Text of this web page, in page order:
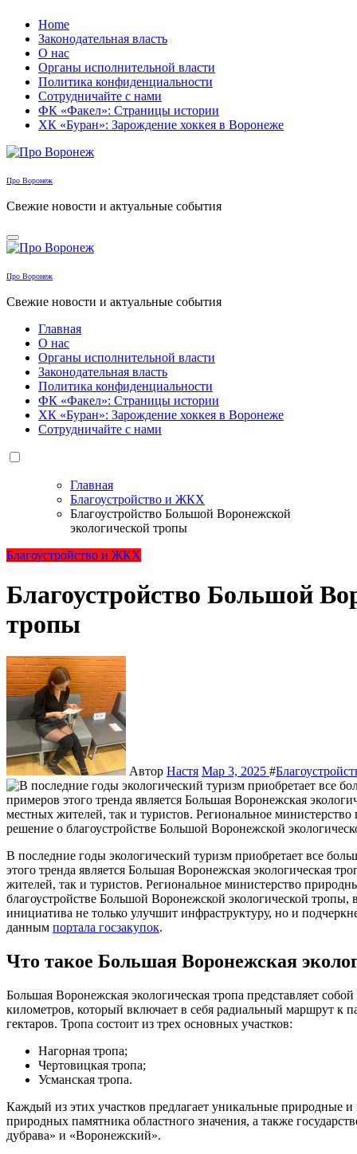
Перейти
содержанию
Home
Законодательная власть
О нас
Органы исполнительной власти
Политика конфиденциальности
Сотрудничайте с нами
ФК «Факел»: Страницы истории
ХК «Буран»: Зарождение хоккея в Воронеже
Про Воронеж
Свежие новости и актуальные события
Про Воронеж
Свежие новости и актуальные события
Главная
О нас
Органы исполнительной власти
Законодательная власть
Политика конфиденциальности
ФК «Факел»: Страницы истории
ХК «Буран»: Зарождение хоккея в Воронеже
Сотрудничайте с нами
Главная
Благоустройство и ЖКХ
Благоустройство Большой Воронежской
экологической тропы
Благоустройство и ЖКХ
Благоустройство Большой
тропы
Автор Настя Мар 3, 2025 #
В последние годы экологический туризм приобретает все большую популярность в России. Одним из ярких примеров
этого тренда является Большая Воронежская экологическая
жителей, так и туристов. Региональное министерство
благоустройстве Большой Воронежской экологической
инициатива не только улучшит инфраструктуру, но и
данным портала госзакупок.
Что такое Большая Воронежская
Большая Воронежская экологическая тропа представляет
километров, который включает в себя радиальный маршрут
гектаров. Тропа состоит из трех основных участков:
Нагорная тропа;
Чертовицкая тропа;
Усманская тропа.
Каждый из этих участков предлагает уникальные природные
природных памятника областного значения, а также
дубрава» и «Воронежский».